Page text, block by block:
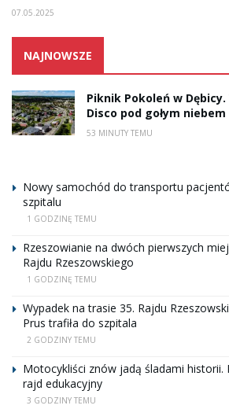
07.05.2025
NAJNOWSZE
Piknik Pokoleń w
Disco pod gołym niebem
53 MINUTY TEMU
Nowy samochód do transportu
szpitalu
1 GODZINĘ TEMU
Rzeszowianie na dwóch pierwszych
Rajdu Rzeszowskiego
1 GODZINĘ TEMU
Wypadek na trasie 35. Rajdu
Prus trafiła do szpitala
2 GODZINY TEMU
Motocykliści znów jadą śladami historii.
rajd edukacyjny
3 GODZINY TEMU